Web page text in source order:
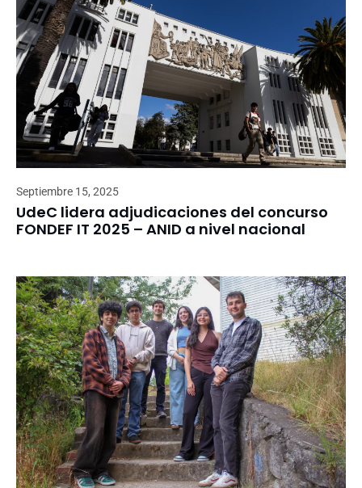
Septiembre 15, 2025
UdeC lidera adjudicaciones del concurso
FONDEF IT 2025 – ANID a nivel nacional